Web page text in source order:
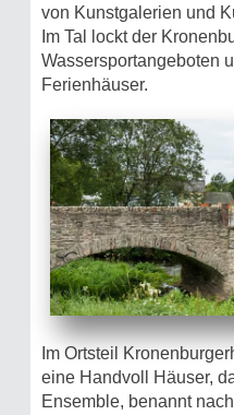
von Kunstgalerien und
Im Tal lockt der
Wassersportangeboten
Ferienhäuser.
Im Ortsteil
eine Handvoll Häuser,
Ensemble, benannt